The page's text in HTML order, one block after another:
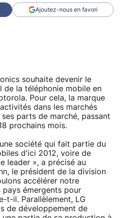
Ajoutez-nous en favori
souhaite devenir le
de la téléphonie mobile en
Pour cela, la marque
dans les marchés
parts de marché, passant
prochains mois.
société qui fait partie du
d'ici 2012, voire de
leader », a précisé au
le président de la division
accélérer notre
pays émergents pour
t-il. Parallèlement, LG
de développement de